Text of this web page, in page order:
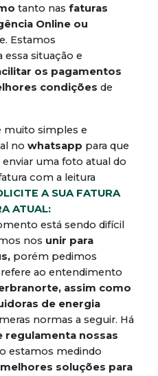
tanto nas faturas
Online ou
Estamos
essa situação e
os pagamentos
condições de
muito simples e
no whatsapp para que
uma foto atual do
com a leitura
A SUA FATURA
ATUAL:
está sendo difícil
nos unir para
porém pedimos
ao entendimento
assim como
de energia
normas a seguir. Há
regulamenta nossas
estamos medindo
soluções para